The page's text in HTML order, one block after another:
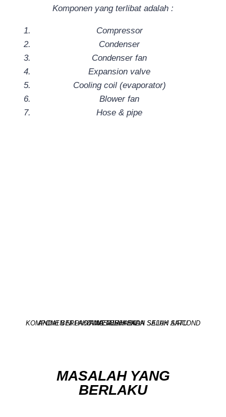
Komponen yang terlibat adalah :
Compressor
Condenser
Condenser fan
Expansion valve
Cooling coil (evaporator)
Blower fan
Hose & pipe
ANDAI BERLAKU MASALAH PADA SALAH SATU KOMPONEN NI PASTI MENJEJASKAN SEJUK AIRCOND YANG TERHASIL.
MASALAH YANG
BERLAKU